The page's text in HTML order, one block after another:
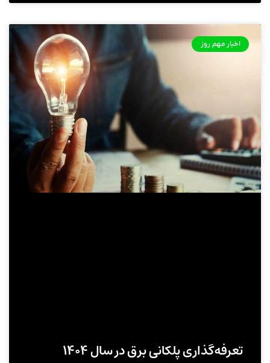
اخبار مهم روز
تعرفه‌گذاری پلکانی برق در سال ۱۴۰۴